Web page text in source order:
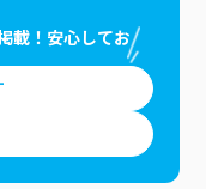
載！安心してお